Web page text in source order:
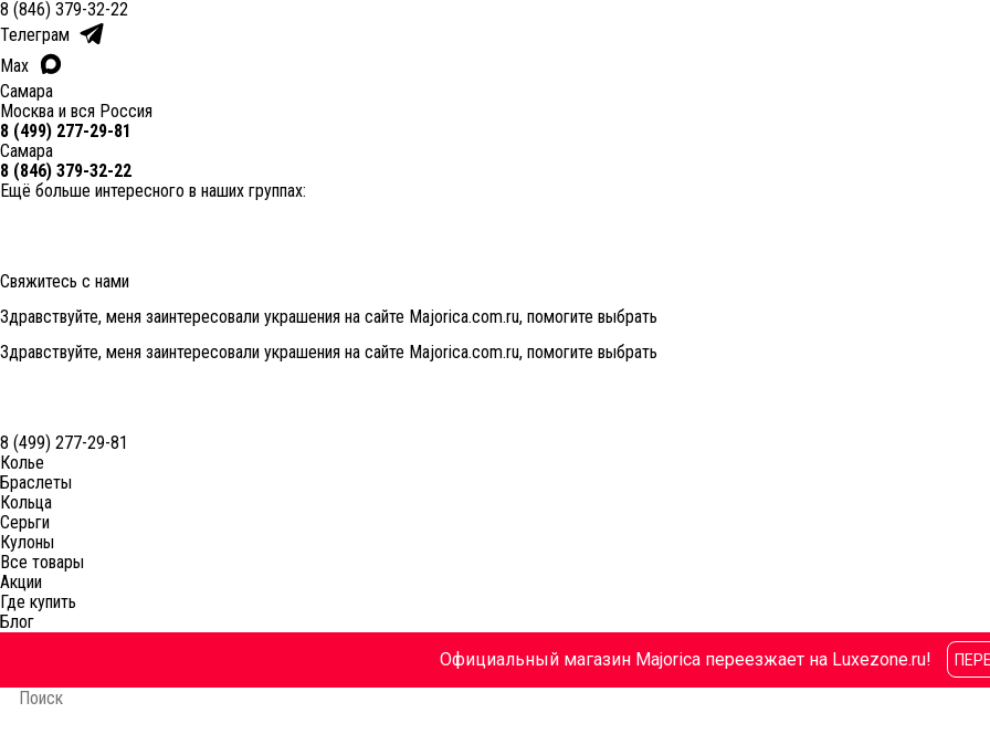
8 (846) 379-32-22
Телеграм
Max
Самара
Москва и вся Россия
8 (499) 277-29-81
Самара
8 (846) 379-32-22
Ещё больше интересного в наших группах:
Свяжитесь с нами
Здравствуйте, меня заинтересовали украшения на сайте Majorica.com.ru, помогите выбрать
Здравствуйте, меня заинтересовали украшения на сайте Majorica.com.ru, помогите выбрать
8 (499) 277-29-81
Колье
Браслеты
Кольца
Серьги
Кулоны
Все товары
Акции
Где купить
Блог
Официальный магазин Majorica переезжает на Luxezone.ru!